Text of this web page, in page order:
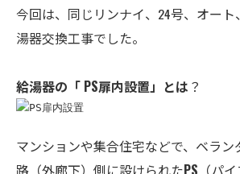
今回は、同じリンナイ、24号、オート、
湯器交換工事でした。
給湯器の「 PS扉内設置」とは ？
マンションや集合住宅などで、ベラン
路（外廊下）側に設けられたPS （パ